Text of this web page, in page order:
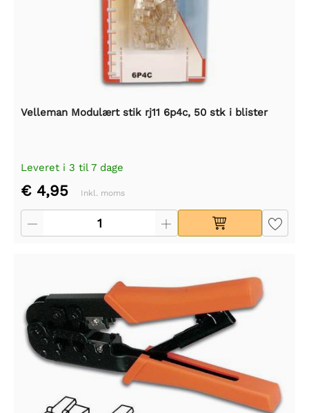
Velleman Modulært stik rj11 6p4c, 50 stk i blister
Leveret i 3 til 7 dage
€ 4,95 Inkl. moms